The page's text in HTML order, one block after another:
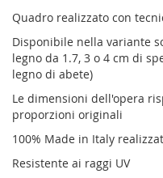
Quadro realizzato con
Disponibile nella variante
legno da 1.7, 3 o 4 cm di
legno di abete)
Le dimensioni dell'opera
proporzioni originali
100% Made in Italy
Resistente ai raggi UV